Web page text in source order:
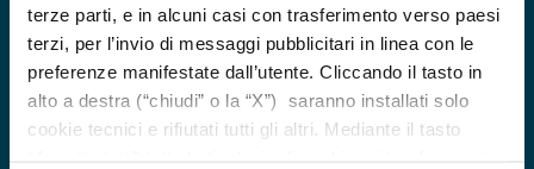
terze parti, e in alcuni casi con trasferimento verso paesi
terzi, per l’invio di messaggi pubblicitari in linea con le
preferenze manifestate dall’utente. Cliccando il tasto in
alto a destra (“chiudi” o la “X”) saranno installati solo
cookie tecnici e rifiutati tutti gli altri. Mediante il tasto